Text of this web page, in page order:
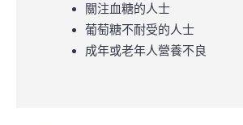
關注血糖的人士
葡萄糖不耐受的人士
成年或老年人營養不良